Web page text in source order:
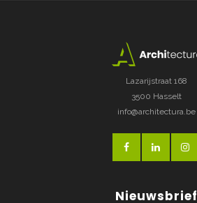
Lazarijstraat 168
3500 Hasselt
info@architectura.be
Nieuwsbrief